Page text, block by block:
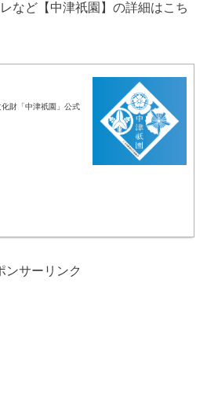
など【中津祇園】の詳細はこち
財「中津祇園」公式
ンサーリンク